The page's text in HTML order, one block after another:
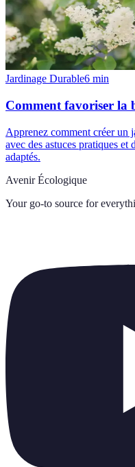
Jardinage Durable6 min
Comment favoriser la
Apprenez comment créer un
avec des astuces pratiques et
adaptés.
Avenir Écologique
Your go-to source for